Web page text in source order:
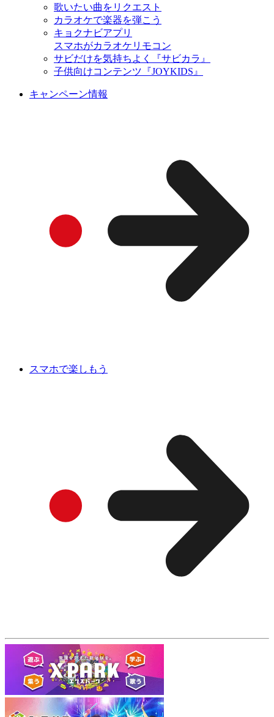
歌いたい曲をリクエスト
カラオケで楽器を弾こう
キョクナビアプリ
スマホがカラオケリモコン
サビだけを気持ちよく『サビカラ』
子供向けコンテンツ『JOYKIDS』
キャンペーン情報
スマホで楽しもう